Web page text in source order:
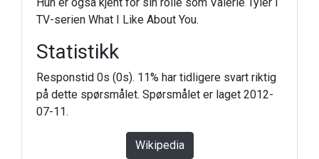
TV-serien What I Like About You.
Statistikk
Responstid 0s (0s). 11% har tidligere svart riktig
på dette spørsmålet. Spørsmålet er laget 2012-
07-11.
Wikipedia